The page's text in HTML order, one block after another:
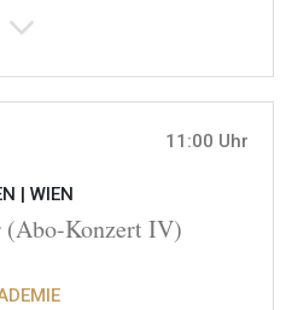
11:00 Uhr
| WIEN
(Abo-Konzert IV)